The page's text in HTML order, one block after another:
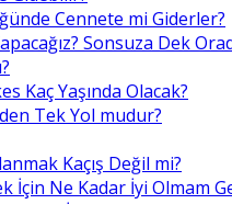
Cennete mi Giderler?
Sonsuza Dek
Kaç Yaşında Olacak?
Tek Yol mudur?
Kaçış Değil mi?
İçin Ne Kadar İyi Olmam